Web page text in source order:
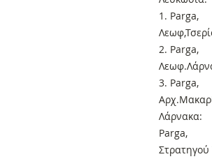
1. Parga,
2. Parga,
3. Parga,
Λάρνακα:
Parga,
Στρατηγού